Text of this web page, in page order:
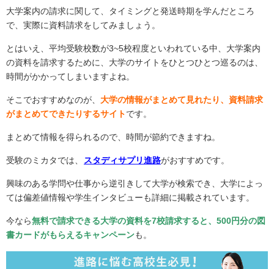
大学案内の請求に関して、タイミングと発送時期を学んだところ
で、実際に資料請求をしてみましょう。
とはいえ、平均受験校数が3~5校程度といわれている中、大学案内
の資料を請求するために、大学のサイトをひとつひとつ巡るのは、
時間がかかってしまいますよね。
そこでおすすめなのが、 大学の情報がまとめて見れたり、資料請求
がまとめてできたりするサイトです。
まとめて情報を得られるので、時間が節約できますね。
受験のミカタでは、 スタディサプリ進路がおすすめです。
興味のある学問や仕事から逆引きして大学が検索でき、大学によっ
ては偏差値情報や学生インタビューも詳細に掲載されています。
今なら無料で請求できる大学の資料を7校請求すると、500円分の図
書カードがもらえるキャンペーンも。